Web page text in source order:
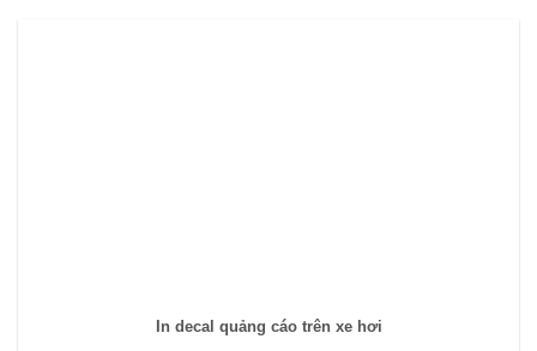
In decal quảng cáo trên xe hơi